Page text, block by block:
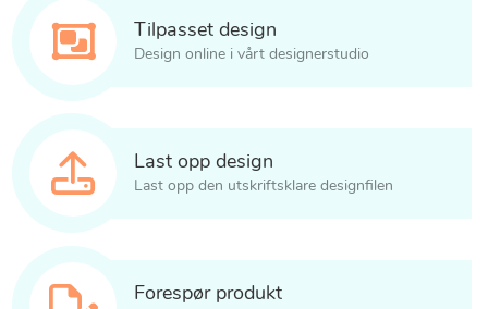
Tilpasset design
Design online i vårt designerstudio
Last opp design
Last opp den utskriftsklare designfilen
Forespør produkt